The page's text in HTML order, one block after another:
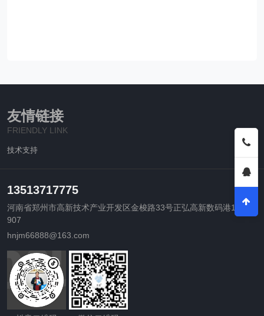
友情链接
FRIENDLY LINK
技术支持
13513717775
河南省郑州市高新技术产业开发区金梭路33号正弘高新数码港14-
907
hnjm66888@163.com